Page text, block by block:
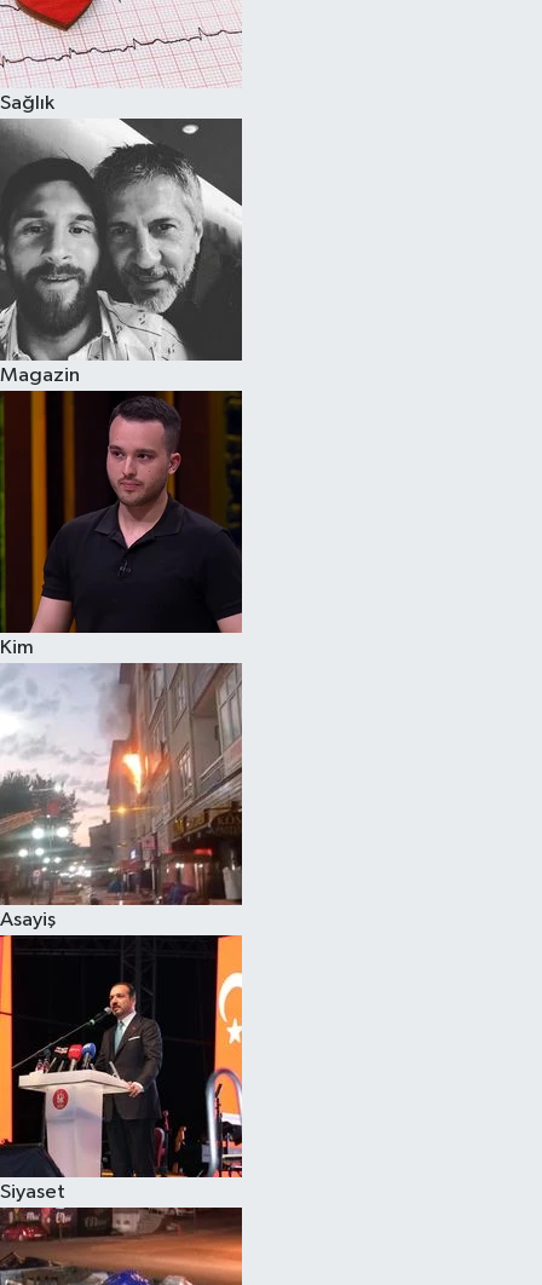
Sağlık
Magazin
Kim
Asayiş
Siyaset
Spor
Çocuk
Eğitim
Hava Durumu
Kadın
Kim kimdir?
Kültür Sanat
Sağlık
Siyaset
Teknoloji
Televizyon
Yaşam-Çevre